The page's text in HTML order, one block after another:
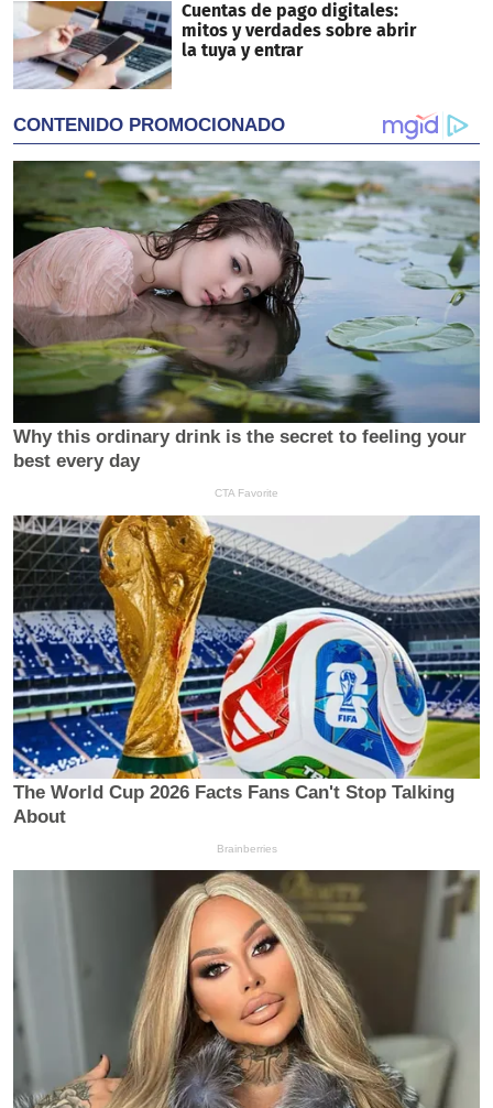
Cuentas de pago digitales:
mitos y verdades sobre abrir
la tuya y entrar